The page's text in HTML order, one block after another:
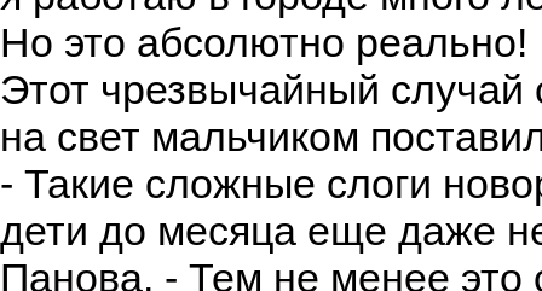
Но это абсолютно реально!
Этот чрезвычайный
на свет мальчиком
- Такие сложные слоги
дети до месяца еще даже
Панова. - Тем не менее это